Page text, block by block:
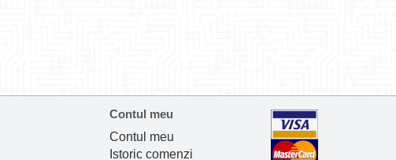
Contul meu
Contul meu
Istoric comenzi